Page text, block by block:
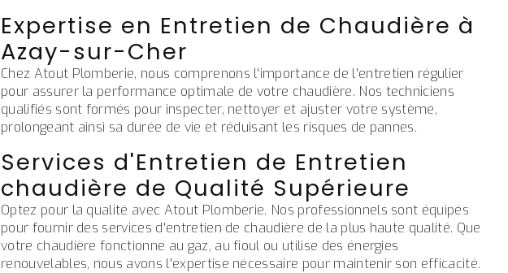
Expertise en Entretien de Chaudière à
Azay-sur-Cher
Chez Atout Plomberie, nous comprenons l'importance de l'entretien régulier
pour assurer la performance optimale de votre chaudière. Nos techniciens
qualifiés sont formés pour inspecter, nettoyer et ajuster votre système,
prolongeant ainsi sa durée de vie et réduisant les risques de pannes.
Services d'Entretien de Entretien
chaudière de Qualité Supérieure
Optez pour la qualité avec Atout Plomberie. Nos professionnels sont équipés
pour fournir des services d'entretien de chaudière de la plus haute qualité. Que
votre chaudière fonctionne au gaz, au fioul ou utilise des énergies
renouvelables, nous avons l'expertise nécessaire pour maintenir son efficacité.